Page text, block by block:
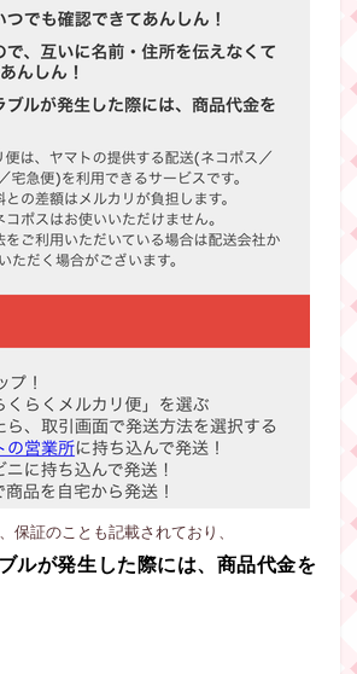
保証のことも記載されており、
ルが発生した際には、商品代金を